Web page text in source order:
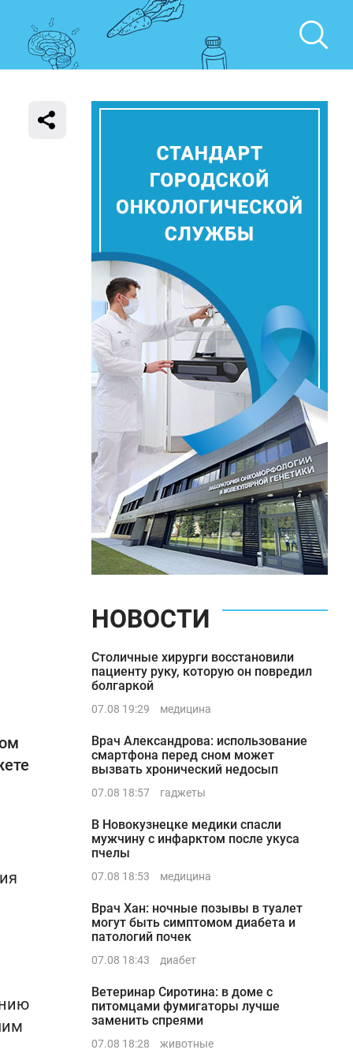
НОВОСТИ
Столичные хирурги восстановили
пациенту руку, которую он повредил
болгаркой
07.08 19:29 медицина
Врач Александрова: использование
смартфона перед сном может
вызвать хронический недосып
07.08 18:57 гаджеты
В Новокузнецке медики спасли
мужчину с инфарктом после укуса
пчелы
07.08 18:53 медицина
Врач Хан: ночные позывы в туалет
могут быть симптомом диабета и
патологий почек
07.08 18:43 диабет
Ветеринар Сиротина: в доме с
питомцами фумигаторы лучше
заменить спреями
07.08 18:28 животные